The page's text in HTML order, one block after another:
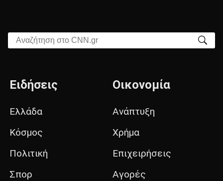
Αναζήτηση στο CNN.gr
Ειδήσεις
Ελλάδα
Κόσμος
Πολιτική
Σπορ
Οικονομία
Ανάπτυξη
Χρήμα
Επιχειρήσεις
Αγορές